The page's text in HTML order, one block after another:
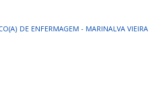
DE ENFERMAGEM - MARINALVA VIEIRA